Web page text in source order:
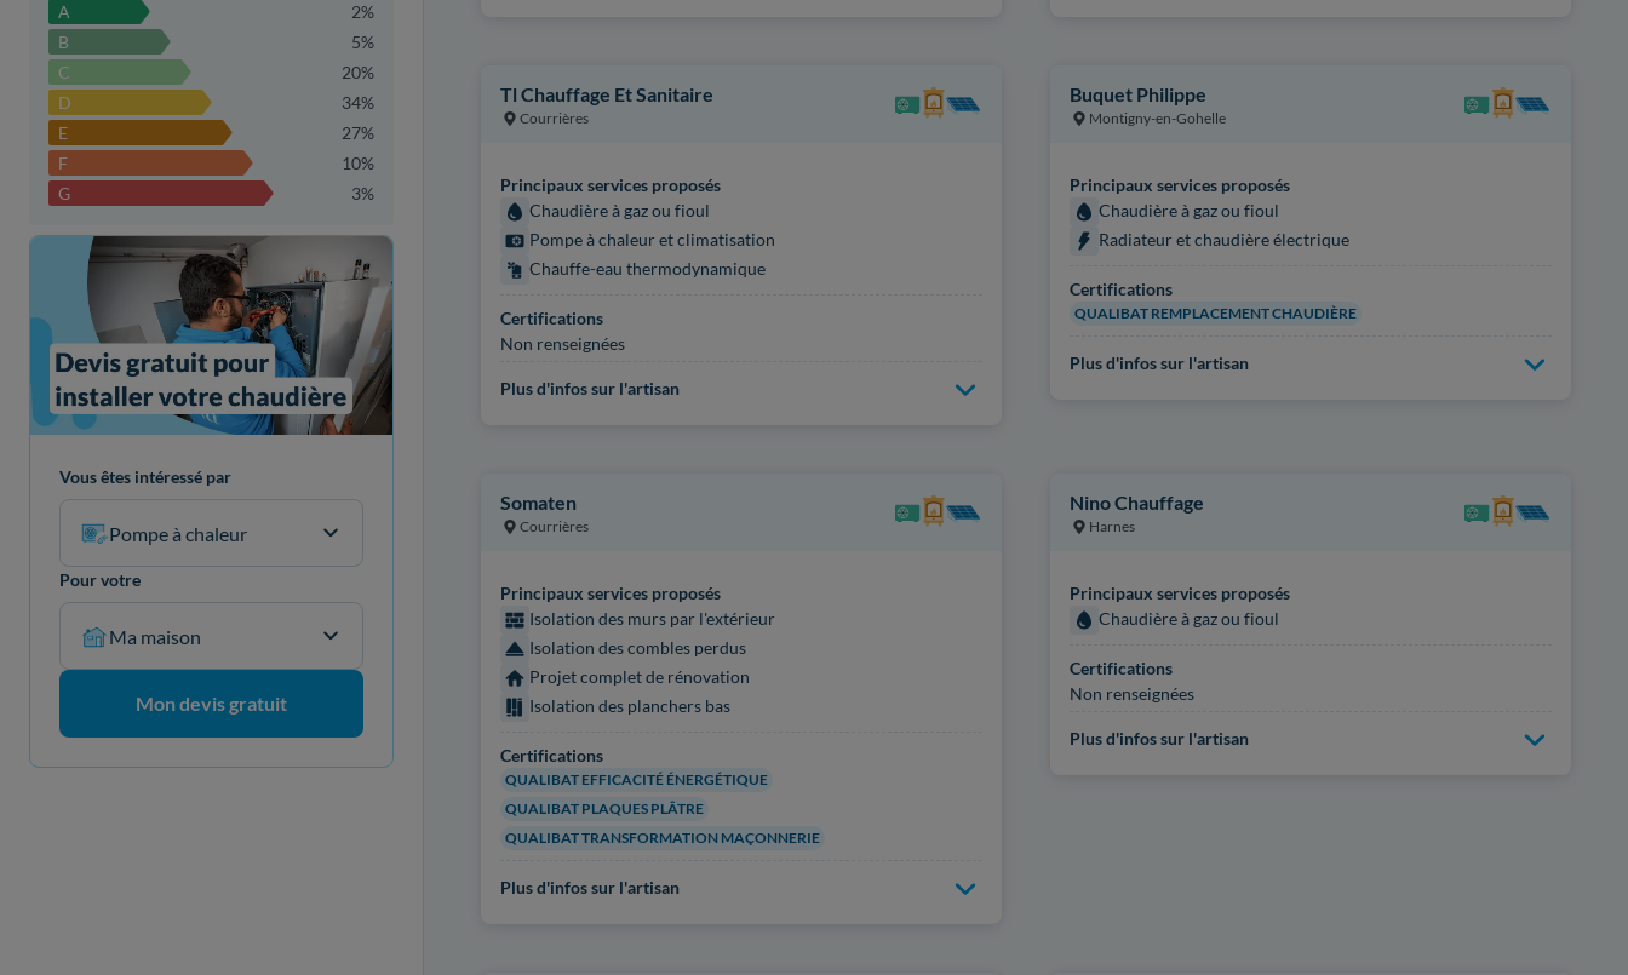
A
2%
B
5%
C
20%
D
34%
E
27%
F
10%
G
3%
Vous êtes intéressé par
Pompe à chaleur
Pour votre
Ma maison
Mon devis gratuit
Tl Chauffage Et Sanitaire
Courrières
Principaux services proposés
Chaudière à gaz ou fioul
Pompe à chaleur et climatisation
Chauffe-eau thermodynamique
Certifications
Non renseignées
Plus d'infos sur l'artisan
Buquet Philippe
Montigny-en-Gohelle
Principaux services proposés
Chaudière à gaz ou fioul
Radiateur et chaudière électrique
Certifications
QUALIBAT REMPLACEMENT CHAUDIÈRE
Plus d'infos sur l'artisan
Somaten
Courrières
Principaux services proposés
Isolation des murs par l'extérieur
Isolation des combles perdus
Projet complet de rénovation
Isolation des planchers bas
Certifications
QUALIBAT EFFICACITÉ ÉNERGÉTIQUE
QUALIBAT PLAQUES PLÂTRE
QUALIBAT TRANSFORMATION MAÇONNERIE
Plus d'infos sur l'artisan
Nino Chauffage
Harnes
Principaux services proposés
Chaudière à gaz ou fioul
Certifications
Non renseignées
Plus d'infos sur l'artisan